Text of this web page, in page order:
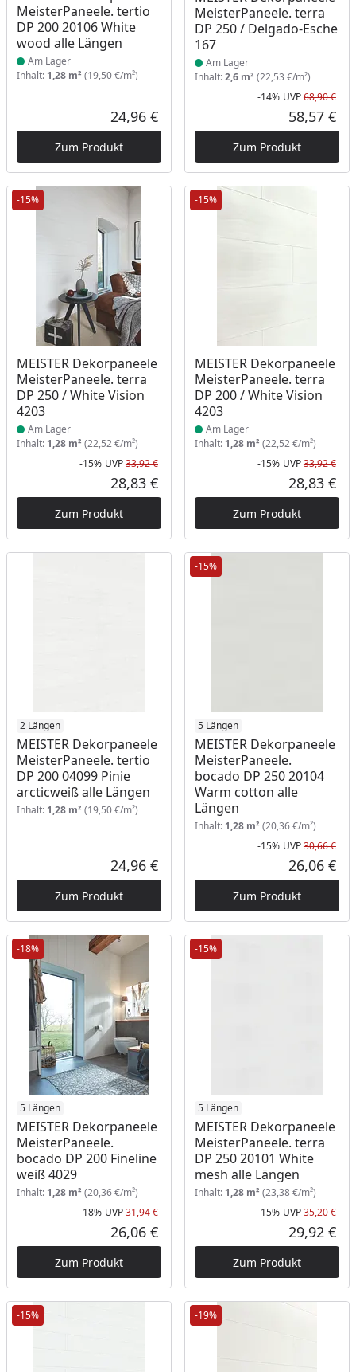
MeisterPaneele. tertio
DP 200 20106 White
wood alle Längen
Am Lager
Inhalt: 1,28 m² (19,50 €/m²)
Aktueller Preis
24,96 €
Zum Produkt
MeisterPaneele. terra
DP 250 / Delgado-Esche
167
Am Lager
Inhalt:2,6 m² (22,53 €/m²)
-14% UVP68,90 €
58,57 €
Zum Produkt
-15%
MEISTER Dekorpaneele
MeisterPaneele. terra
DP 250 / White Vision
4203
Produkt am Lager
Am Lager
Inhalt: 1,28 m² (22,52 €/m²)
Rabatt in Prozent
-15%
Ursprünglicher Preis
UVP33,92 €
Aktueller Preis
28,83 €
Zum Produkt
-15%
MEISTER Dekorpaneele
MeisterPaneele. terra
DP 200 / White Vision
4203
Produkt am Lager
Am Lager
Inhalt: 1,28 m² (22,52 €/m²)
-15% UVP33,92 €
28,83 €
Zum Produkt
2 Längen
MEISTER Dekorpaneele
MeisterPaneele. tertio
DP 200 04099 Pinie
arcticweiß alle Längen
Inhalt: 1,28 m² (19,50 €/m²)
Aktueller Preis
24,96 €
Zum Produkt
-15%
5 Längen
MEISTER Dekorpaneele
MeisterPaneele.
bocado DP 250 20104
Warm cotton alle
Längen
Inhalt: 1,28 m² (20,36 €/m²)
-15% UVP30,66 €
26,06 €
Zum Produkt
-18%
5 Längen
MEISTER Dekorpaneele
MeisterPaneele.
bocado DP 200 Fineline
weiß 4029
Inhalt: 1,28 m² (20,36 €/m²)
Rabatt in Prozent
-18%
Ursprünglicher Preis
UVP31,94 €
Aktueller Preis
26,06 €
Zum Produkt
-15%
5 Längen
MEISTER Dekorpaneele
MeisterPaneele. terra
DP 250 20101 White
mesh alle Längen
Inhalt: 1,28 m² (23,38 €/m²)
-15% UVP35,20 €
29,92 €
Zum Produkt
-15% -19%